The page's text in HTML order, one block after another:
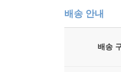
배송 안내
배송